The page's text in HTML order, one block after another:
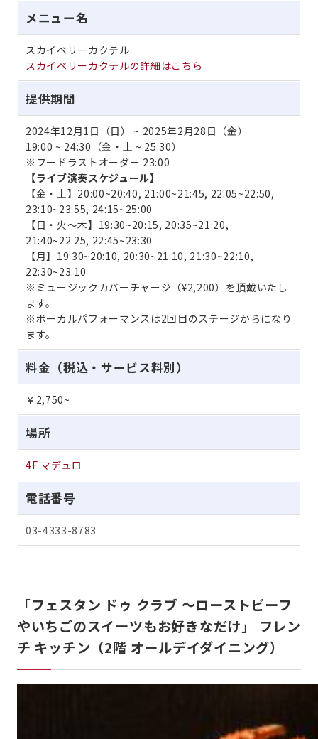
メニュー名
スカイベリーカクテル
スカイベリーカクテルの詳細はこちら
提供期間
2024年12月1日（日） ~ 2025年2月28日（金）
19:00 ~ 24:30（金・土 ~ 25:30）
※フードラストオーダー 23:00
【ライブ演奏スケジュール】
【金・土】20:00~20:40, 21:00~21:45, 22:05~22:50,
23:10~23:55, 24:15~25:00
【日・火～木】19:30~20:15, 20:35~21:20,
21:40~22:25, 22:45~23:30
【月】19:30~20:10, 20:30~21:10, 21:30~22:10,
22:30~23:10
※ミュージックカバーチャージ（¥2,200）を頂戴いたし
ます。
※ボーカルパフォーマンスは2回目のステージからになり
ます。
料金（税込・サービス料別）
￥2,750~
場所
4F マデュロ
電話番号
03-4333-8783
「フェスタン ドゥ クラブ ～ローストビーフ
やいちごのスイーツもお好きなだけ」 フレン
チ キッチン（2階 オールデイダイニング）